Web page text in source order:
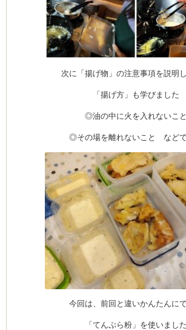
by CEDO)
次に「揚げ物」の注意事項を説明
「揚げ方」も学びました
◎油の中に火を入れないこと
◎その場を離れないこと など
今回は、前回と違いかんたんに
「てんぷら粉」を使いました